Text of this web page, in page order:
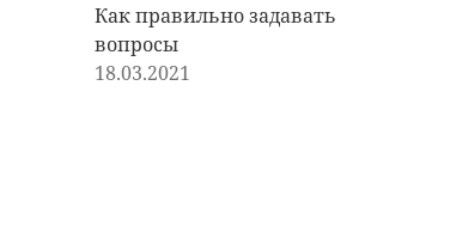
Как правильно задавать
вопросы
18.03.2021